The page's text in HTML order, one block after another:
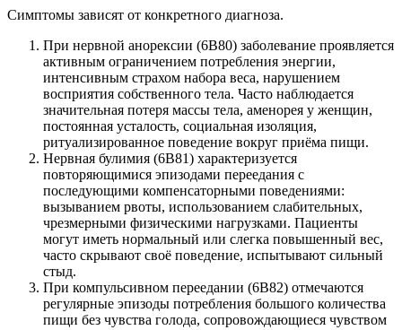
Симптомы зависят от конкретного диагноза.
При нервной анорексии (6B80) заболевание проявляется
активным ограничением потребления энергии,
интенсивным страхом набора веса, нарушением
восприятия собственного тела. Часто наблюдается
значительная потеря массы тела, аменорея у женщин,
постоянная усталость, социальная изоляция,
ритуализированное поведение вокруг приёма пищи.
Нервная булимия (6B81) характеризуется
повторяющимися эпизодами переедания с
последующими компенсаторными поведениями:
вызыванием рвоты, использованием слабительных,
чрезмерными физическими нагрузками. Пациенты
могут иметь нормальный или слегка повышенный вес,
часто скрывают своё поведение, испытывают сильный
стыд.
При компульсивном переедании (6B82) отмечаются
регулярные эпизоды потребления большого количества
пищи без чувства голода, сопровождающиеся чувством